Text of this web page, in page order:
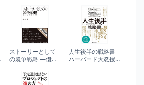
ストーリーとして
の競争戦略 ―優れ
(Hitotsubashi
Business Review
人生後半の戦略書
ハーバード大教授